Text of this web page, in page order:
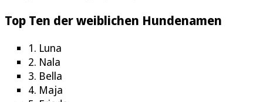
Top Ten der weiblichen Hundenamen
1. Luna
2. Nala
3. Bella
4. Maja